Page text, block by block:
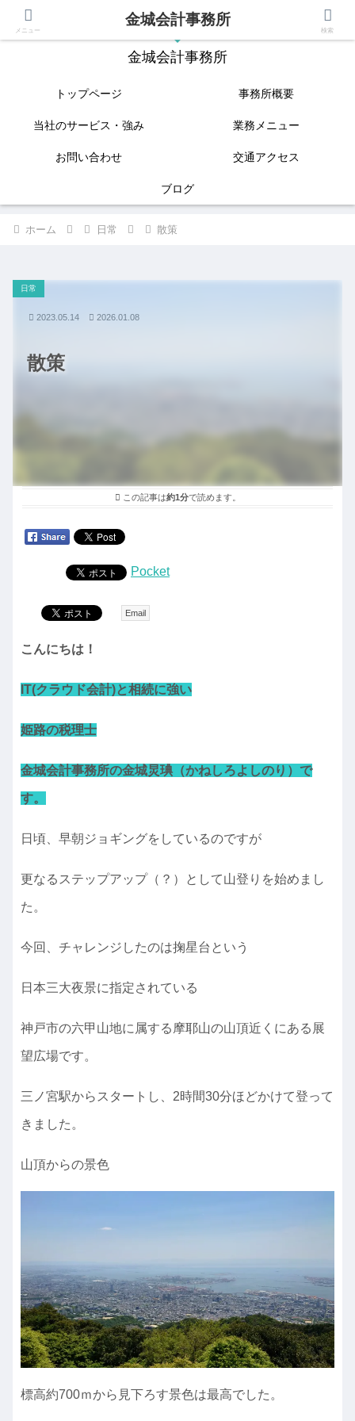
IT(クラウド会計)と相続に強い姫路の税理士
金城会計事務所
トップページ 事務所概要
当社のサービス・強み 業務メニュー
お問い合わせ 交通アクセス
ブログ
ホーム 日常 散策
散策
日常
2023.05.14 2026.01.08
この記事は約1分で読めます。
Pocket
Email
こんにちは！
IT(クラウド会計)と相続に強い
姫路の税理士
金城会計事務所の金城炅琠（かねしろよしのり）で
す。
日頃、早朝ジョギングをしているのですが
更なるステップアップ（？）として山登りを始めまし
た。
今回、チャレンジしたのは掬星台という
日本三大夜景に指定されている
神戸市の六甲山地に属する摩耶山の山頂近くにある展
望広場です。
三ノ宮駅からスタートし、2時間30分ほどかけて登って
きました。
山頂からの景色
標高約700ｍから見下ろす景色は最高でした。
メニュー
金城会計事務所
検索